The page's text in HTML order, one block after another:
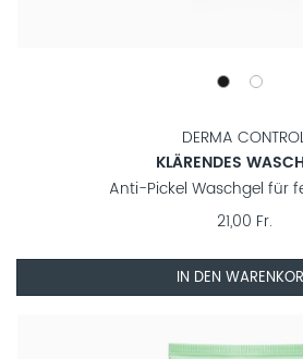
DERMA
KLÄRENDES
Anti-Pickel Waschgel für
21,00 Fr.
IN DEN